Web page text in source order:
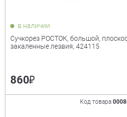
в наличии
Сучкорез РОСТОК, большой,
закаленные лезвия, 424115
860₽
Код товара